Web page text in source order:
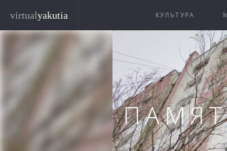
virtualyakutia КУЛЬТУРА